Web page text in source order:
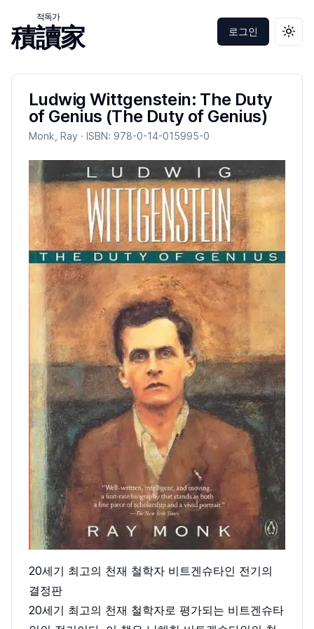
積讀家
적독가
로그인 테마
Ludwig Wittgenstein: The Duty
of Genius (The Duty of Genius)
Monk, Ray · ISBN: 978-0-14-015995-0
20세기 최고의 천재 철학자 비트겐슈타인 전기의
결정판
20세기 최고의 천재 철학자로 평가되는 비트겐슈타